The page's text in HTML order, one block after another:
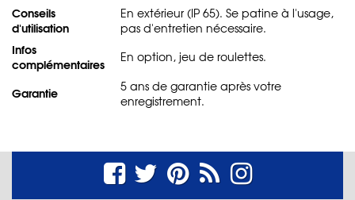
Conseils
d'utilisation
En extérieur (IP 65). Se patine à l'usage,
pas d'entretien nécessaire.
Infos
complémentaires
En option, jeu de roulettes.
Garantie
5 ans de garantie après votre
enregistrement.